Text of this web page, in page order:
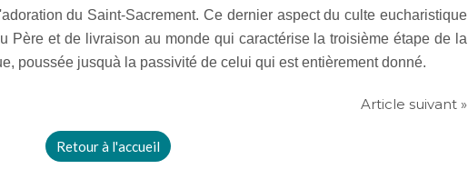
du Saint-Sacrement. Ce dernier aspect du culte eucharistique
Père et de livraison au monde qui caractérise la troisième étape de la
poussée jusquà la passivité de celui qui est entièrement donné.
Article suivant »
Retour à l'accueil